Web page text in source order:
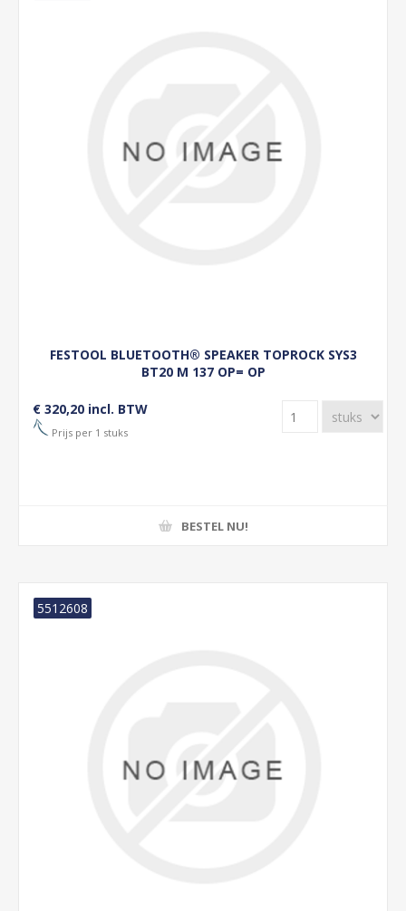
FESTOOL BLUETOOTH® SPEAKER TOPROCK SYS3
BT20 M 137 OP= OP
€ 320,20 incl. BTW
Prijs per 1 stuks
BESTEL NU!
5512608